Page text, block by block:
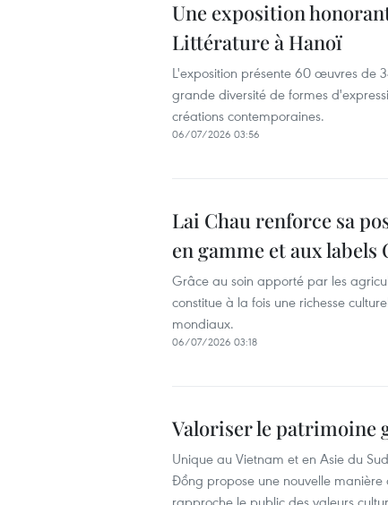
Une exposition
Littérature à Hanoï
L'exposition présente 60 œuvres de
grande diversité de formes
créations contemporaines.
06/07/2026 03:56
Lai Chau renforce sa
en gamme et aux labels
Grâce au soin apporté par les
constitue à la fois une richesse
mondiaux.
06/07/2026 03:18
Valoriser le patrimoine
Unique au Vietnam et en Asie du
Đồng propose une nouvelle
rapproche le public des valeurs